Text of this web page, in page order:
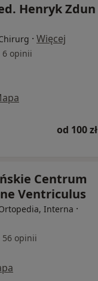
Henryk Zdun
· Więcej
6 opinii
od 100 zł
Centrum
Ventriculus
Interna ·
56 opinii